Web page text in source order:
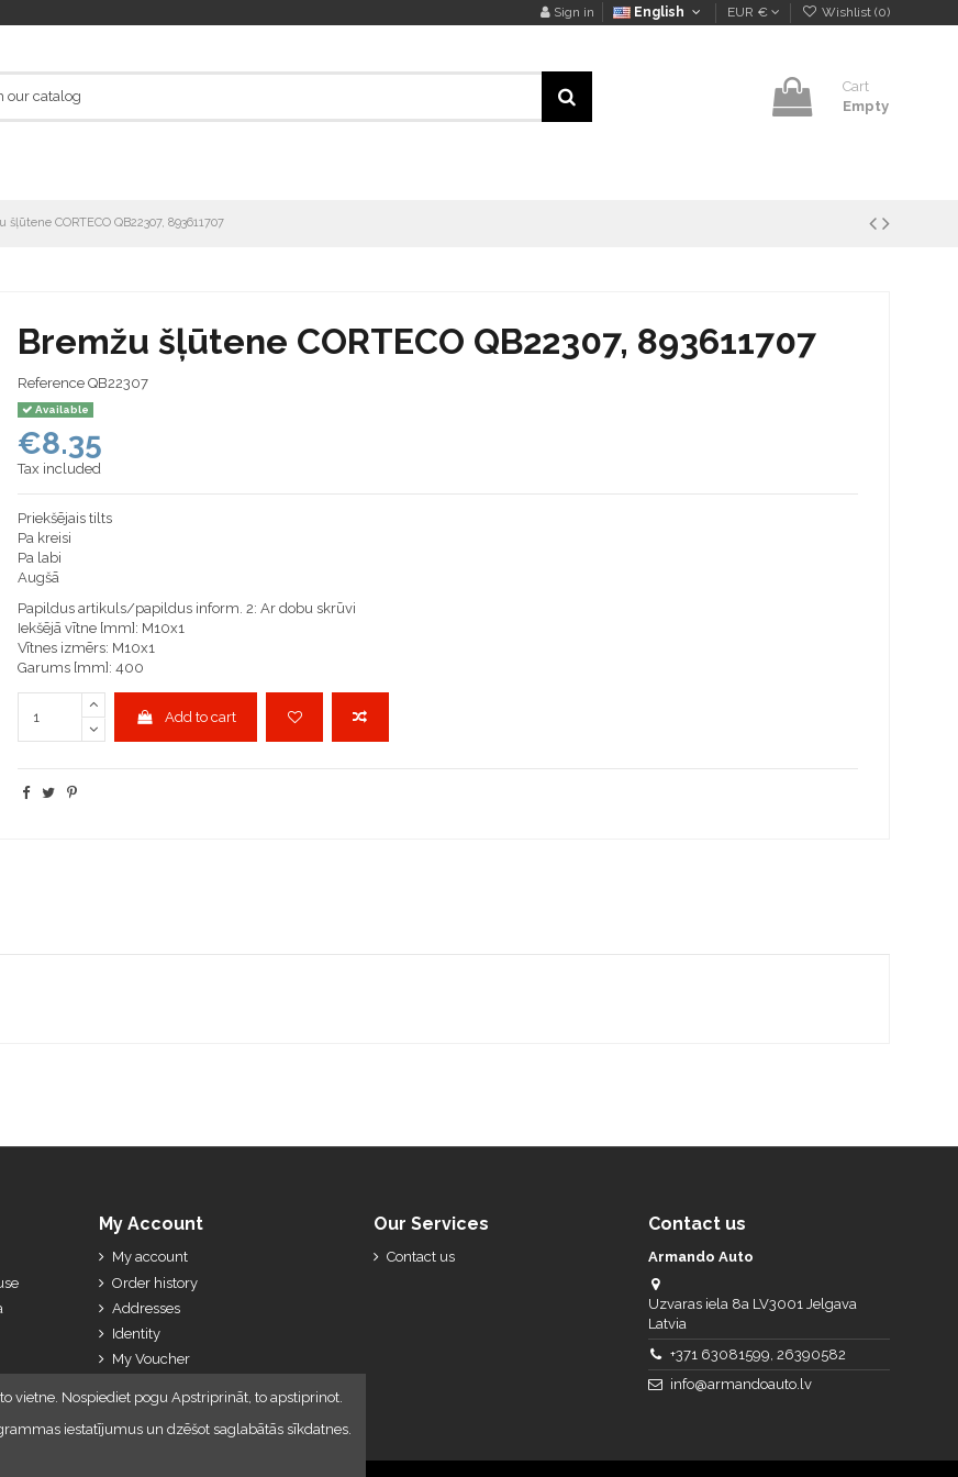
Sign in English EUR € Wishlist (0)
Cart
Empty
šļūtene CORTECO QB22307, 893611707
Bremžu šļūtene CORTECO QB22307, 893611707
Reference QB22307
Available
€8.35
Tax included
Priekšējais tilts
Pa kreisi
Pa labi
Augšā
Papildus artikuls/papildus inform. 2: Ar dobu skrūvi
Iekšējā vītne [mm]: M10x1
Vītnes izmērs: M10x1
Garums [mm]: 400
Add to cart
My Account
My account
Order history
Addresses
Identity
My Voucher
Our Services
Contact us
Contact us
Armando Auto
Uzvaras iela 8a LV3001 Jelgava
Latvia
+371 63081599, 26390582
info@armandoauto.lv
vietne. Nospiediet pogu Apstriprināt, to apstiprinot.
iestatījumus un dzēšot saglabātās sīkdatnes.